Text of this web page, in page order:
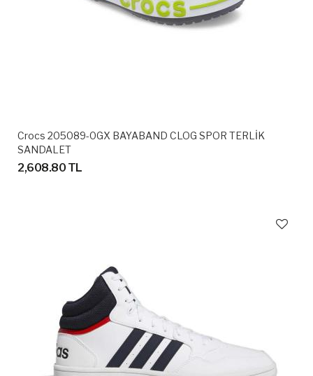
Crocs 205089-0GX BAYABAND CLOG SPOR TERLİK
SANDALET
2,608.80 TL